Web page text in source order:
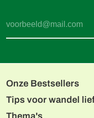
Onze Bestsellers
Beierse meren en de
Alpe-Adria fietsroute,
Tips voor wandel